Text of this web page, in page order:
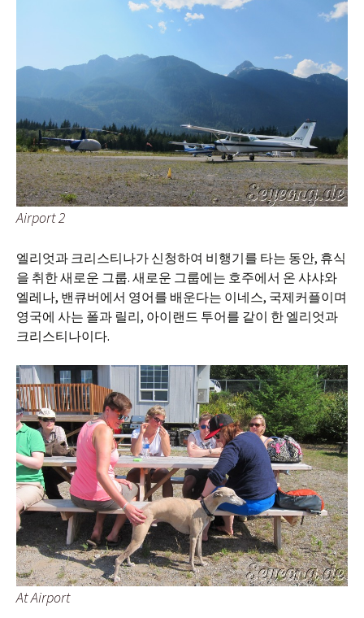
Airport 2
엘리엇과 크리스티나가 신청하여 비행기를 타는 동안, 휴식
을 취한 새로운 그룹. 새로운 그룹에는 호주에서 온 샤샤와
엘레나, 밴큐버에서 영어를 배운다는 이네스, 국제커플이며
영국에 사는 폴과 릴리, 아이랜드 투어를 같이 한 엘리엇과
크리스티나이다.
At Airport